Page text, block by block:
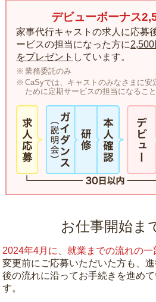
デビューボーナス
家事代行キャストの求人に応募
ービスの担当になった方に
をプレゼント しています。
業務委託のみ
CaSyでは、キャストのみなさまに安
ために定期サービスの担当になるこ
お仕事開始ま
2024年4月に、就業までの流れの一
変更前にご応募いただいた方も、
後の流れに沿ってお手続きを進め
す。